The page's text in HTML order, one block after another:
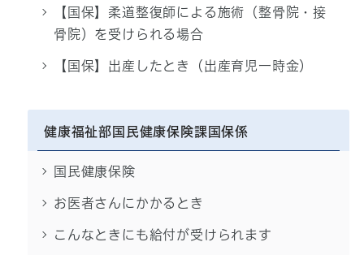
【国保】柔道整復師による施術（整骨院・接
骨院）を受けられる場合
【国保】出産したとき（出産育児一時金）
健康福祉部国民健康保険課国保係
国民健康保険
お医者さんにかかるとき
こんなときにも給付が受けられます